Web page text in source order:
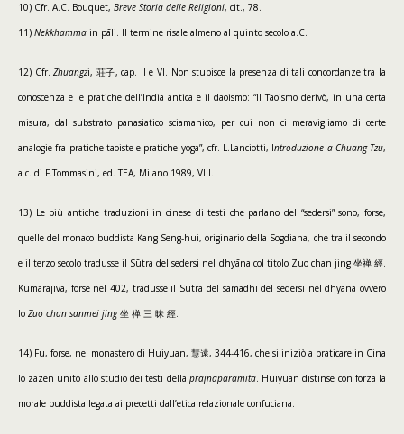
10) Cfr. A.C. Bouquet, Breve Storia delle Religioni, cit., 78.
11) Nekkhamma in pāli. Il termine risale almeno al quinto secolo a.C.
12) Cfr.Zhuangzi, 荘子, cap. II e VI. Non stupisce la presenza di tali concordanze tra la
conoscenza e le pratiche dell’India antica e il daoismo: “Il Taoismo derivò, in una certa
misura, dal substrato panasiatico sciamanico, per cui non ci meravigliamo di certe
analogie fra pratiche taoiste e pratiche yoga”, cfr. L.Lanciotti, Introduzione a Chuang Tzu,
a c. di F.Tommasini, ed. TEA, Milano 1989, VIII.
13) Le più antiche traduzioni in cinese di testi che parlano del “sedersi” sono, forse,
quelle del monaco buddista Kang Seng-hui, originario della Sogdiana, che tra il secondo
e il terzo secolo tradusse il Sūtra del sedersi nel dhyāna col titolo Zuo chan jing 坐禅 經.
Kumarajiva, forse nel 402, tradusse il Sūtra del samādhi del sedersi nel dhyāna ovvero
lo Zuo chan sanmei jing坐 禅 三 昧 經.
14) Fu, forse, nel monastero di Huiyuan, 慧遠, 344-416, che si iniziò a praticare in Cina
lo zazen unito allo studio dei testi della prajñāpāramitā. Huiyuan distinse con forza la
morale buddista legata ai precetti dall’etica relazionale confuciana.